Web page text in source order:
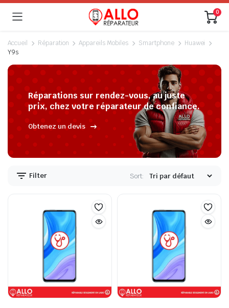
0
Accueil Réparation Appareils Mobiles Smartphone
Huawei
Y9s
Réparations sur rendez-vous, au juste
prix, chez votre réparateur de confiance.
Obtenez un devis
Filter Sort: